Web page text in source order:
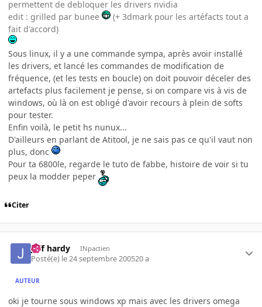
permettent de debloquer les drivers nvidia
edit : grilled par bunee
(+ 3dmark pour les artéfacts tout a
fait d'accord)
Sous linux, il y a une commande sympa, après avoir installé
les drivers, et lancé les commandes de modification de
fréquence, (et les tests en boucle) on doit pouvoir déceler des
artefacts plus facilement je pense, si on compare vis à vis de
windows, où là on est obligé d'avoir recours à plein de softs
pour tester.
Enfin voilà, le petit hs nunux...
D'ailleurs en parlant de Atitool, je ne sais pas ce qu'il vaut non
plus, donc
Pour ta 6800le, regarde le tuto de fabbe, histoire de voir si tu
peux la modder peper
Citer
jeff hardy INpactien
Posté(e) le 24 septembre 200520 a
AUTEUR
oki je tourne sous windows xp mais avec les drivers omega